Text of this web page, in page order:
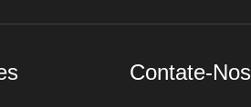
Contate-Nos